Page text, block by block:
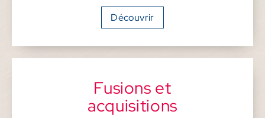
Découvrir
Fusions et
acquisitions